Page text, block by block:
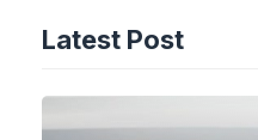
Latest Post